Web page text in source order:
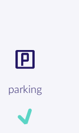
parking